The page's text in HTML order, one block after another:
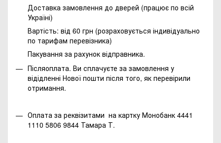
Доставка замовлення до дверей (працює по всій
Україні)
Вартість: від 60 грн (розраховується індивідуально
по тарифам перевізника)
Пакування за рахунок відправника.
Післяоплата. Ви сплачуєте за замовлення у
відідленні Нової пошти після того, як перевірили
отримання.
Оплата за реквізитами на картку Монобанк 4441
1110 5806 9844 Тамара Т.